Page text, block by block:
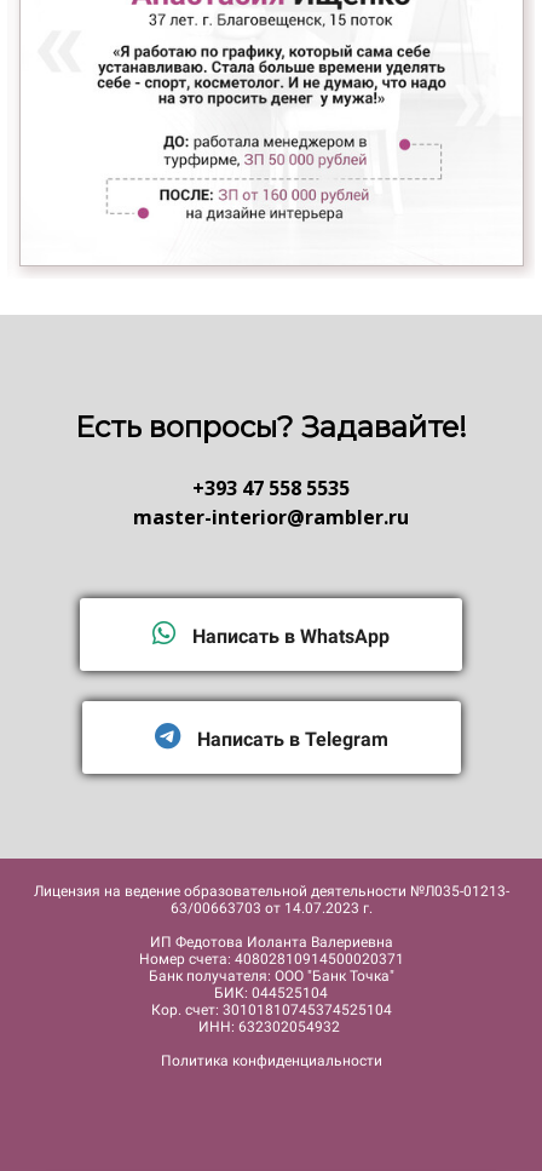
Есть вопросы? Задавайте!
+393 47 558 5535
master-interior@rambler.ru
Написать в WhatsApp
Написать в Telegram
Лицензия на ведение образовательной деятельности №Л035-01213-
63/00663703 от 14.07.2023 г.
ИП Федотова Иоланта Валериевна
Номер счета: 40802810914500020371
Банк получателя: ООО "Банк Точка"
БИК: 044525104
Кор. счет: 30101810745374525104
ИНН: 632302054932
Политика конфиденциальности